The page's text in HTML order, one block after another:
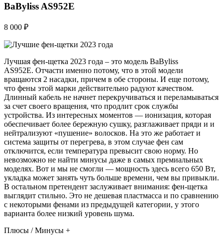
BaByliss AS952E
8 000 ₽
Лучшая фен-щетка 2023 года – это модель BaByliss
AS952E. Отчасти именно потому, что в этой модели
вращаются 2 насадки, причем в обе стороны. И еще потому,
что фены этой марки действительно радуют качеством.
Длинный кабель не начнет перекручиваться и переламываться
за счет своего вращения, что продлит срок службы
устройства. Из интересных моментов — ионизация, которая
обеспечивает более бережную сушку, разглаживает пряди и и
нейтрализуют «пушение» волосков. На это же работает и
система защиты от перегрева, в этом случае фен сам
отключится, если температура превысит свою норму. Но
невозможно не найти минусы даже в самых премиальных
моделях. Вот и мы не смогли — мощность здесь всего 650 Вт,
укладка может занять чуть больше времени, чем вы привыкли.
В остальном претендент заслуживает внимания: фен-щетка
выглядит стильно. Это не дешевая пластмасса и по сравнению
с некоторыми фенами из предыдущей категории, у этого
варианта более низкий уровень шума.
Плюсы / Минусы +